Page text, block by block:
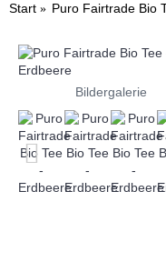
Start Puro Fairtrade Bio
Bildergalerie